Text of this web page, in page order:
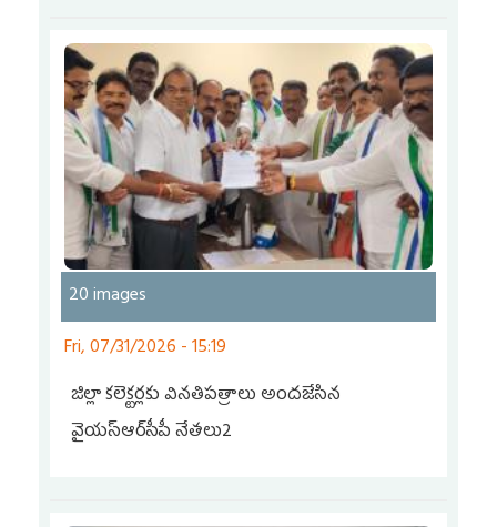
20 images
Fri, 07/31/2026 - 15:19
జిల్లా కలెక్టర్లకు వినతిపత్రాలు అందజేసిన
వైయ‌స్ఆర్‌సీపీ నేతలు2